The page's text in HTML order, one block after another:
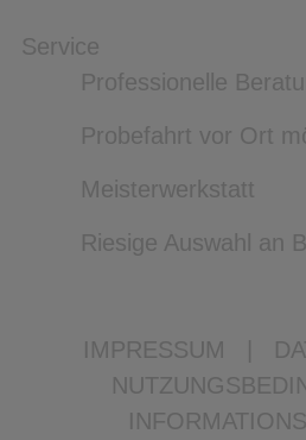
Service
Professionelle
Probefahrt vor Ort
Meisterwerkstatt
Riesige Auswahl an
IMPRESSUM